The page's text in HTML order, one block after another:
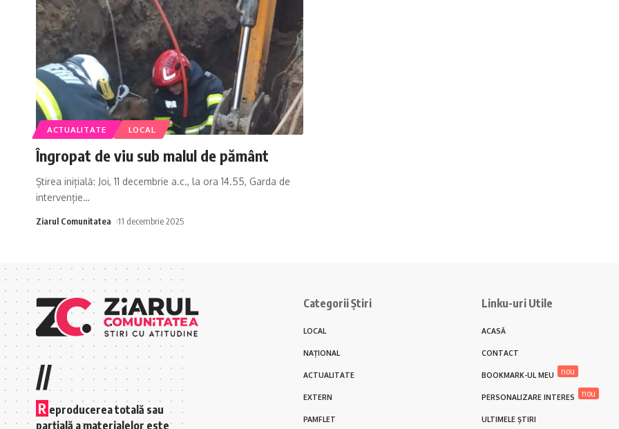
ACTUALITATE LOCAL
Îngropat de viu sub malul de pământ
Știrea inițială: Joi, 11 decembrie a.c., la ora 14.55, Garda de
intervenție…
Ziarul Comunitatea 11 decembrie 2025
//
R eproducerea totală sau
parțială a materialelor este
Categorii Știri
LOCAL
NAȚIONAL
ACTUALITATE
EXTERN
PAMFLET
Linku-uri Utile
ACASĂ
CONTACT
BOOKMARK-UL MEU nou
PERSONALIZARE INTERES nou
ULTIMELE ȘTIRI